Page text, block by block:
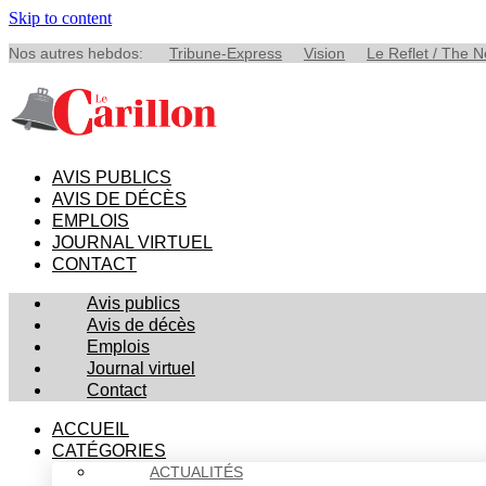
Skip to content
Nos autres hebdos: Tribune-Express Vision Le Reflet / The
AVIS PUBLICS
AVIS DE DÉCÈS
EMPLOIS
JOURNAL VIRTUEL
CONTACT
Avis publics
Avis de décès
Emplois
Journal virtuel
Contact
ACCUEIL
CATÉGORIES
ACTUALITÉS